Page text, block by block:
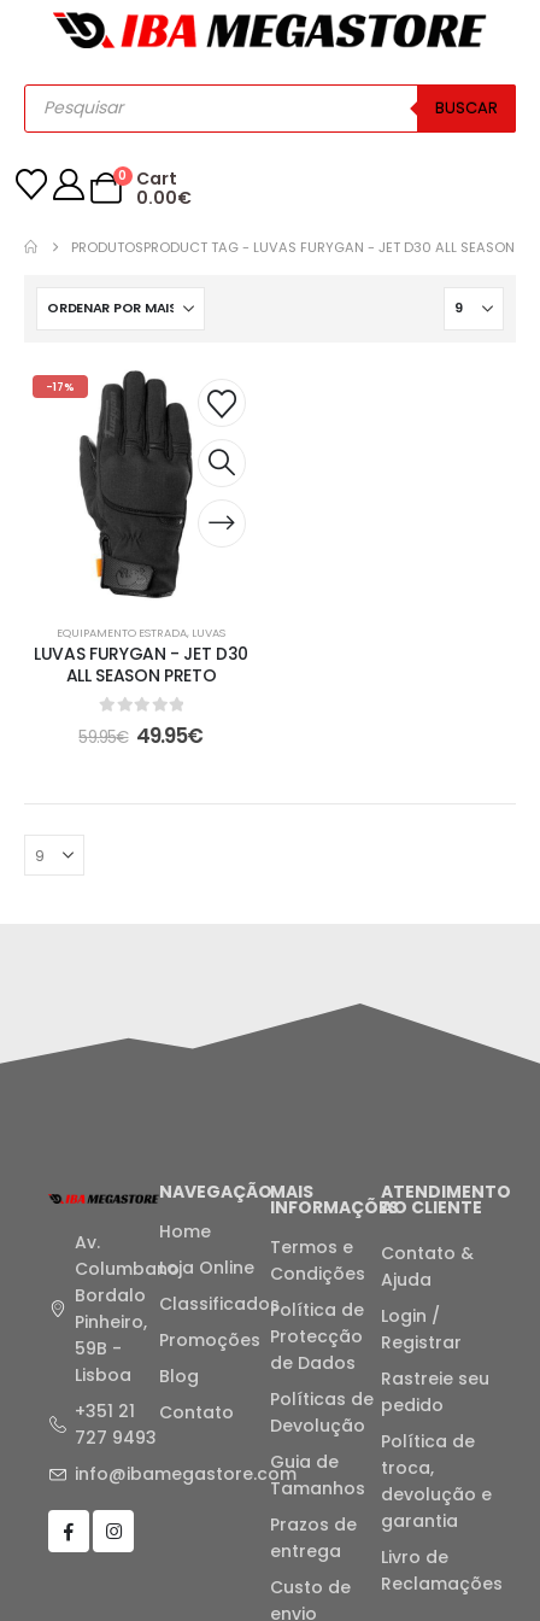
BUSCAR
0
Cart
0.00€
PRODUTOSPRODUCT TAG - LUVAS FURYGAN - JET D30 ALL SEASON
-17%
EQUIPAMENTO ESTRADA, LUVAS
LUVAS FURYGAN - JET D30
ALL SEASON PRETO
out of 5
59.95€ 49.95€
Av.
Columbano
Bordalo
Pinheiro,
59B -
Lisboa
+351 21
727 9493
info@ibamegastore.com
NAVEGAÇÃO
Home
Loja Online
Classificados
Promoções
Blog
Contato
MAIS
INFORMAÇÕES
Termos e
Condições
Política de
Protecção
de Dados
Políticas de
Devolução
Guia de
Tamanhos
Prazos de
entrega
Custo de
envio
ATENDIMENTO
AO CLIENTE
Contato &
Ajuda
Login /
Registrar
Rastreie seu
pedido
Política de
troca,
devolução e
garantia
Livro de
Reclamações